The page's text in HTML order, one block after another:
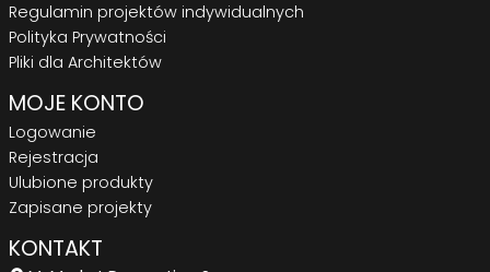
Regulamin projektów indywidualnych
Polityka Prywatności
Pliki dla Architektów
MOJE KONTO
Logowanie
Rejestracja
Ulubione produkty
Zapisane projekty
KONTAKT